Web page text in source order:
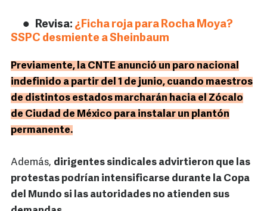
Revisa: ¿Ficha roja para Rocha Moya?
SSPC desmiente a Sheinbaum
Previamente, la CNTE anunció un paro nacional
indefinido a partir del 1 de junio, cuando maestros
de distintos estados marcharán hacia el Zócalo
de Ciudad de México para instalar un plantón
permanente.
Además, dirigentes sindicales advirtieron que las
protestas podrían intensificarse durante la Copa
del Mundo si las autoridades no atienden sus